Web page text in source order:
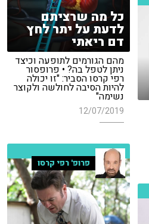
כל מה שרציתם
לדעת על יתר לחץ
דם ריאתי
מהם הגורמים לתופעה וכיצד
ניתן לטפל בה? • פרופסור
רפי קרסו הסביר: "זו יכולה
להיות הסיבה לחולשה ולקוצר
נשימה"
12/07/2019
פרופ' רפי קרסו